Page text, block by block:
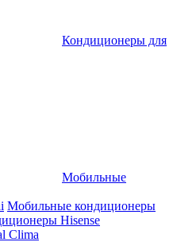
Кондиционеры для
Мобильные
Мобильные кондиционеры
Hisense
Clima